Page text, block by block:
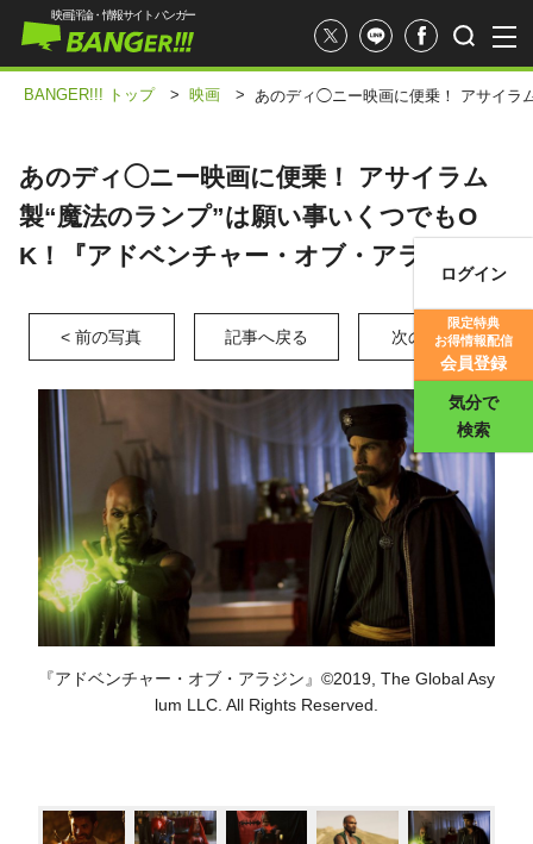
映画評価
映画評論・情報サイト バンガー
ログイン
限定特典
お得情報配信
会員登録
気分で
検索
BANGER!!! トップ > 映画 > あのディ◯ニー映画に便乗！ アサイラ
あのディ◯ニー映画に便乗！ アサイラム
製“魔法のランプ”は願い事いくつでもO
K！『アドベンチャー・オブ・アラジン』
< 前の写真 記事へ戻る 次の写真 >
『アドベンチャー・オブ・アラジン』©2019, The Global Asy
lum LLC. All Rights Reserved.